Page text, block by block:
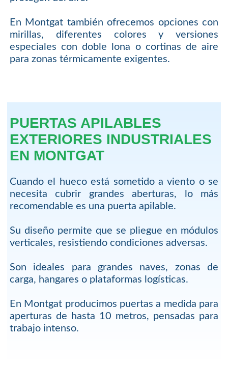
En Montgat también ofrecemos opciones con
mirillas, diferentes colores y versiones
especiales con doble lona o cortinas de aire
para zonas térmicamente exigentes.
PUERTAS APILABLES
EXTERIORES INDUSTRIALES
EN MONTGAT
Cuando el hueco está sometido a viento o se
necesita cubrir grandes aberturas, lo más
recomendable es una puerta apilable.
Su diseño permite que se pliegue en módulos
verticales, resistiendo condiciones adversas.
Son ideales para grandes naves, zonas de
carga, hangares o plataformas logísticas.
En Montgat producimos puertas a medida para
aperturas de hasta 10 metros, pensadas para
trabajo intenso.